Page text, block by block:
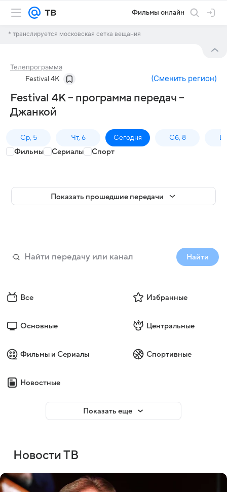
Фильмы онлайн
* транслируется московская сетка вещания
Телепрограмма
Festival 4K (Сменить регион)
Festival 4K – программа передач –
Джанкой
Ср, 5 Чт, 6 Сегодня Сб, 8
Фильмы Сериалы Спорт
Показать прошедшие передачи
Найти
Все Избранные
Основные Центральные
Фильмы и Сериалы Спортивные
Новостные
Показать еще
Новости ТВ